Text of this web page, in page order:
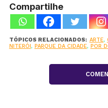
Compartilhe
TÓPICOS RELACIONADOS: ARTE,
NITERÓI, PARQUE DA CIDADE, POR